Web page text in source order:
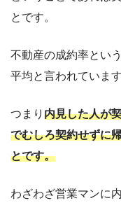
とです。
不動産の成約率とい
平均と言われています
つまり 内見した人が
でむしろ契約せずに
とです。
わざわざ営業マンに